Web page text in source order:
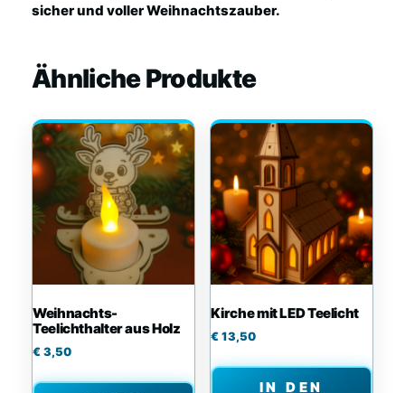
sicher und voller Weihnachtszauber.
Ähnliche Produkte
Weihnachts-
Teelichthalter aus Holz
€ 3,50
Kirche mit LED Teelicht
€13,50
IN DEN